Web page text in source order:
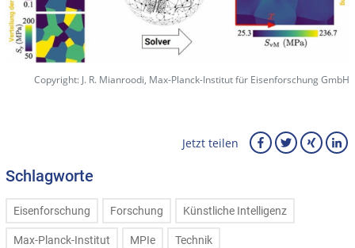
Copyright: J. R. Mianroodi, Max-Planck-Institut für Eisenforschung GmbH
Jetzt teilen
Schlagworte
Eisenforschung Forschung Künstliche Intelligenz
Max-Planck-Institut MPIe Technik